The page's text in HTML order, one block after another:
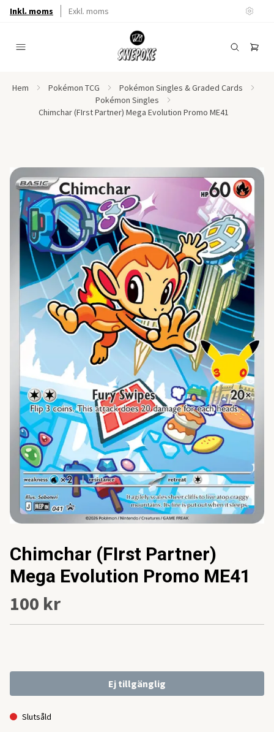
Inkl. moms Exkl. moms
Hem Pokémon TCG
Pokémon Singles & Graded Cards
Pokémon Singles
Chimchar (FIrst Partner) Mega Evolution Promo ME41
Chimchar (FIrst Partner)
Mega Evolution Promo ME41
100 kr
Ej tillgänglig
Slutsåld